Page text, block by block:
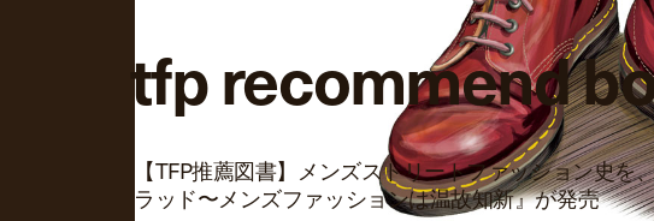
tfp recommend
【TFP推薦図書】メンズストリートファッション史を
ラッド〜メンズファッションは温故知新』が発売